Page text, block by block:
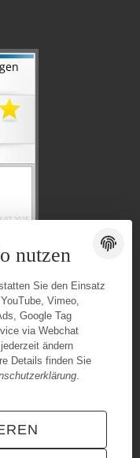
zzgl.Versand
nutzen
Sie den Einsatz
Vimeo,
Google Tag
via Webchat
ändern
Details finden Sie
.